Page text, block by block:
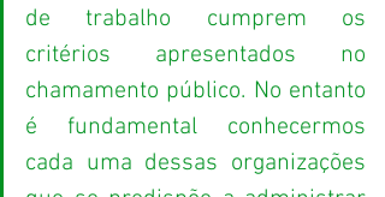
de trabalho cumprem os
critérios apresentados no
chamamento público. No entanto
é fundamental conhecermos
cada uma dessas organizações